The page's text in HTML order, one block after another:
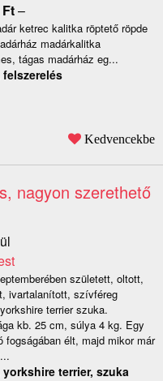
Ft–
ketrec kalitka röptető röpde
madárkalitka
tágas madárház eg...
Kedvencekbe
nagyon szerethető
született, oltott,
ivartalanított, szívféreg
terrier szuka.
kb. 25 cm, súlya 4 kg. Egy
fogságában élt, majd mikor már
terrier, szuka